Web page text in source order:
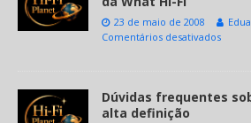
23 de maio de 2008
Comentários desativados
Dúvidas frequentes
alta definição